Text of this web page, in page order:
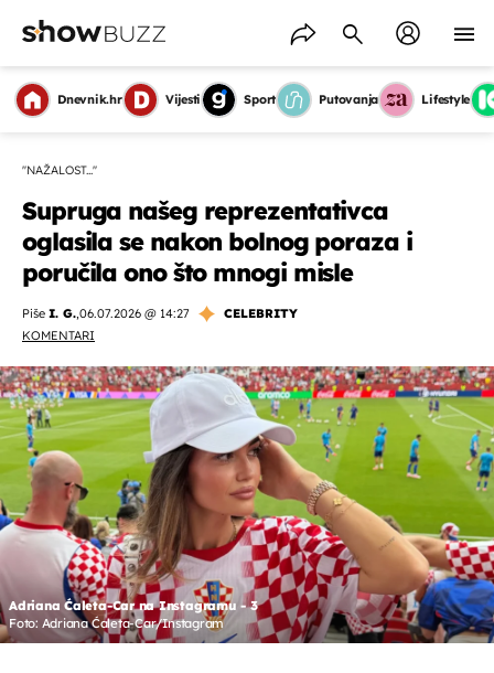
Dnevnik.hr Vijesti Sport Putovanja Lifestyle
''NAŽALOST...''
Supruga našeg reprezentativca
oglasila se nakon bolnog poraza i
poručila ono što mnogi misle
Piše I. G.,06.07.2026 @ 14:27
CELEBRITY
KOMENTARI
Adriana Ćaleta-Car na Instagramu - 3
Foto: Adriana Ćaleta-Car/Instagram
OMOGUĆI OBAVIJESTI